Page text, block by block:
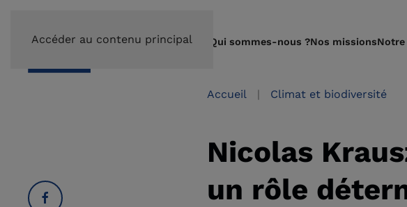
Accéder au contenu principal Qui sommes-nous ?Nos missionsNotre
Accueil Climat et biodiversité
Nicolas
un rôle